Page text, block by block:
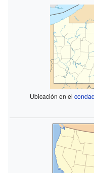
Ubicación en el